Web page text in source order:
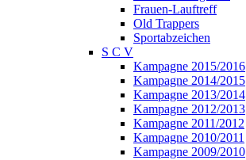
Frauen-Lauftreff
Old Trappers
Sportabzeichen
S C V
Kampagne 2015/2016
Kampagne 2014/2015
Kampagne 2013/2014
Kampagne 2012/2013
Kampagne 2011/2012
Kampagne 2010/2011
Kampagne 2009/2010